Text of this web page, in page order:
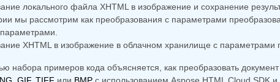
локального файла XHTML в изображение и сохранение
мы рассмотрим как преобразования с параметрами
XHTML в изображение в облачном хранилище с параметрами
набора примеров кода объясняется, как преобразовать